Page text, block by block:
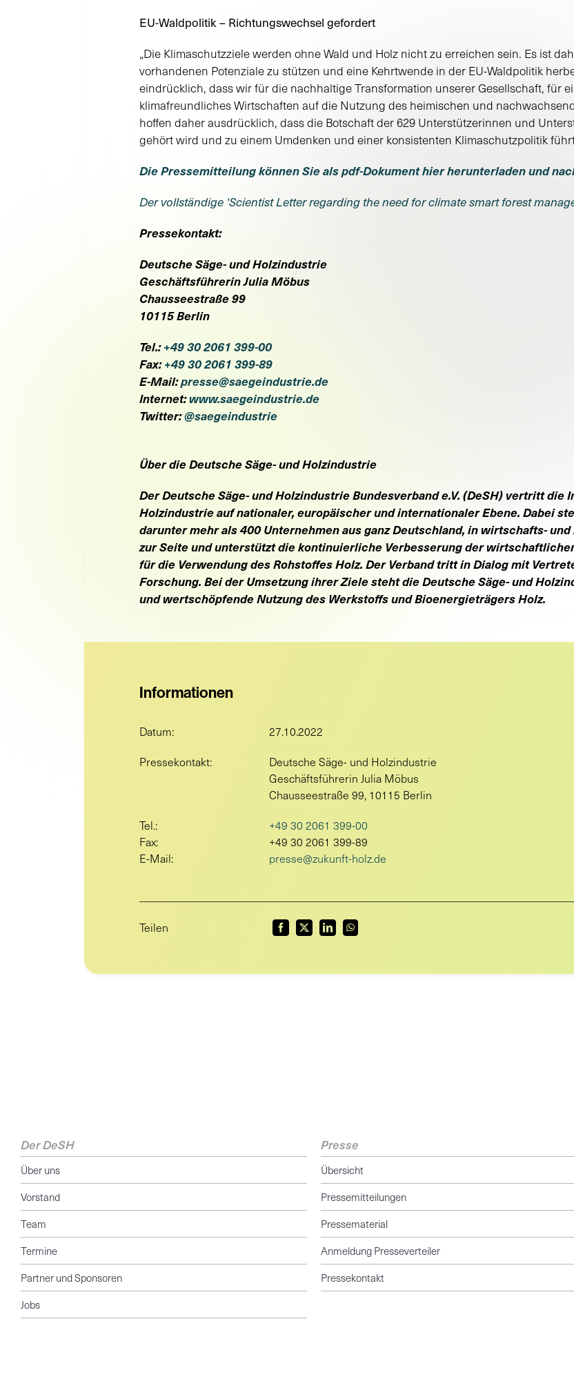
EU-Waldpolitik – Richtungswechsel gefordert
„Die Klimaschutzziele werden ohne Wald und Holz nicht zu erreichen sein. Es ist
vorhandenen Potenziale zu stützen und eine Kehrtwende in der EU-Waldpolitik
eindrücklich, dass wir für die nachhaltige Transformation unserer Gesellschaft, für
klimafreundliches Wirtschaften auf die Nutzung des heimischen und
hoffen daher ausdrücklich, dass die Botschaft der 629 Unterstützerinnen und
gehört wird und zu einem Umdenken und einer konsistenten Klimaschutzpolitik
Die Pressemitteilung können Sie als pdf-Dokument hier herunterladen und
Der vollständige 'Scientist Letter regarding the need for climate smart forest
Pressekontakt:
Deutsche Säge- und Holzindustrie
Geschäftsführerin Julia Möbus
Chausseestraße 99
10115 Berlin
Tel.:+49 30 2061 399-00
Fax:+49 30 2061 399-89
E-Mail:presse@saegeindustrie.de
Internet:www.saegeindustrie.de
Twitter:@saegeindustrie
Über die Deutsche Säge- und Holzindustrie
DerDeutsche Säge- und Holzindustrie Bundesverband e.V. (DeSH) vertritt die
Holzindustrie auf nationaler, europäischer und internationaler Ebene. Dabei
darunter mehr als 400 Unternehmen aus ganz Deutschland, in wirtschafts-
zur Seite und unterstützt die kontinuierliche Verbesserung der
für die Verwendung des Rohstoffes Holz. Der Verband tritt in Dialog mit
Forschung. Bei der Umsetzung ihrer Ziele steht die Deutsche Säge- und
und wertschöpfende Nutzung des Werkstoffs und Bioenergieträgers Holz.
Informationen
Datum: 27.10.2022
Pressekontakt:
Deutsche Säge- und Holzindustrie
Geschäftsführerin Julia Möbus
Chausseestraße 99, 10115 Berlin
Tel.:
+49 30 2061 399-00
Fax:
+49 30 2061 399-89
E-Mail:
presse@zukunft-holz.de
Teilen
Der DeSH
Über uns
Vorstand
Team
Termine
Partner und Sponsoren
Jobs
Presse
Übersicht
Pressemitteilungen
Pressematerial
Anmeldung Presseverteiler
Pressekontakt